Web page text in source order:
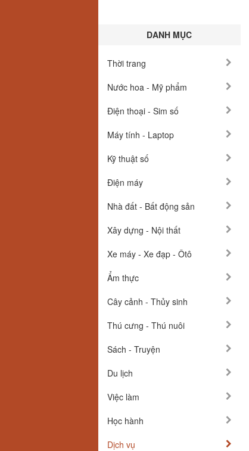
DANH MỤC
Thời trang
Nước hoa - Mỹ phẩm
Điện thoại - Sim số
Máy tính - Laptop
Kỹ thuật số
Điện máy
Nhà đất - Bất động sản
Xây dựng - Nội thất
Xe máy - Xe đạp - Ôtô
Ẩm thực
Cây cảnh - Thủy sinh
Thú cưng - Thú nuôi
Sách - Truyện
Du lịch
Việc làm
Học hành
Dịch vụ